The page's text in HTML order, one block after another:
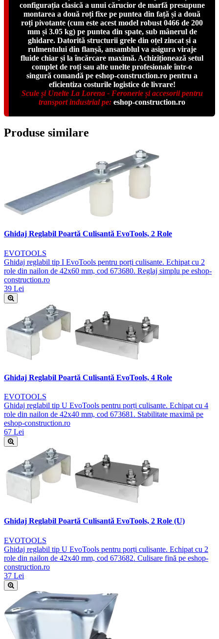
configurația clasică a unui cărucior de marfă presupune
montarea a două roți fixe pe puntea din față și a două
roți pivotante (cum este acest model robust 0466 de 200
mm și 3.05 kg) pe puntea din spate, sub mânerul de
ghidare. Datorită structurii grele din oțel zincat și a
rulmentului din flanșă, ansamblul va asigura viraje
fluide chiar și la încărcare maximă. Achiziționează setul
complet de roți sau alte unelte profesionale într-o
singură comandă pe eshop-construction.ro pentru a
eficientiza costurile logistice de livrare!
Scule și Unelte La Lorena - Feronerie și accesorii pentru
transport industrial pe: eshop-construction.ro
Produse similare
Ghidaj Reglabil Poartă Culisantă EvoTools, 2 Role
EVOTOOLS
Ghidaj reglabil tip I EvoTools pentru porți culisante. Echipat cu 2
role din nailon de 42x60 mm, cod 673680. Reglaj simplu pe eshop-
construction.ro
39 Lei
Ghidaj Reglabil Poartă Culisantă EvoTools, 4 Role
EVOTOOLS
Ghidaj reglabil tip U EvoTools pentru porți culisante. Echipat cu 4
role din nailon de 42x40 mm, cod 673681. Stabilitate maximă pe
eshop-construction.ro
67 Lei
Ghidaj Reglabil Poartă Culisantă EvoTools, 2 Role (U)
EVOTOOLS
Ghidaj reglabil tip U EvoTools pentru porți culisante. Echipat cu 2
role din nailon de 42x40 mm, cod 673682. Culisare fină pe eshop-
construction.ro
37 Lei